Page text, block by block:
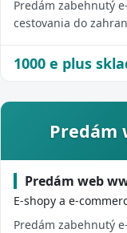
Predám zabehnutý
cestovania do
1000 e plus
Predám
Predám web
E-shopy a e-
Predám zabehnutý